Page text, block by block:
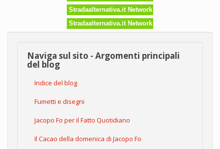
Stradaalternativa.it Network
Stradaalternativa.it Network
Naviga sul sito - Argomenti principali
del blog
Indice del blog
Fumetti e disegni
Jacopo Fo per il Fatto Quotidiano
Il Cacao della domenica di Jacopo Fo